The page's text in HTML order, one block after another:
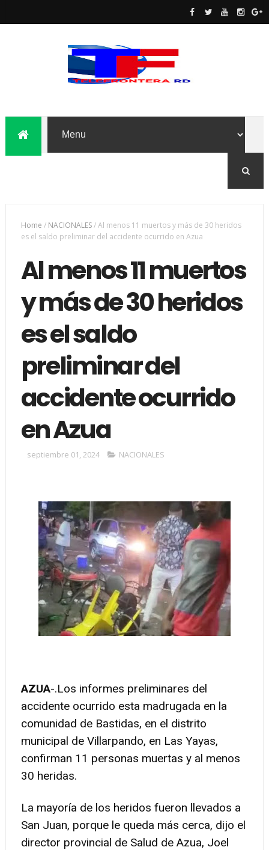
Home / NACIONALES/Al menos 11 muertos y más de 30 heridos
es el saldo preliminar del accidente ocurrido en Azua
Al menos 11 muertos
y más de 30 heridos
es el saldo
preliminar del
accidente ocurrido
en Azua
septiembre 01, 2024 NACIONALES
AZUA-.Los informes preliminares del
accidente ocurrido esta madrugada en la
comunidad de Bastidas, en el distrito
municipal de Villarpando, en Las Yayas,
confirman 11 personas muertas y al menos
30 heridas.
La mayoría de los heridos fueron llevados a
San Juan, porque le queda más cerca, dijo el
director provincial de Salud de Azua, Joel